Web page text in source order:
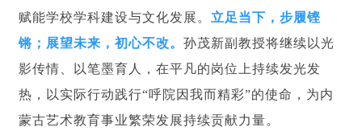
赋能学校学科建设与文化发展。 立足当下，步履铿
锵；展望未来，初心不改。 孙茂新副教授将继续以光
影传情、以笔墨育人，在平凡的岗位上持续发光发
热，以实际行动践行“呼院因我而精彩”的使命，为内
蒙古艺术教育事业繁荣发展持续贡献力量。